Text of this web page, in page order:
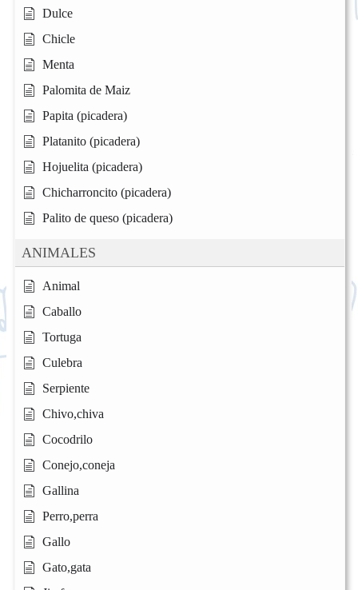
Dulce
Chicle
Menta
Palomita de Maiz
Papita (picadera)
Platanito (picadera)
Hojuelita (picadera)
Chicharroncito (picadera)
Palito de queso (picadera)
ANIMALES
Animal
Caballo
Tortuga
Culebra
Serpiente
Chivo,chiva
Cocodrilo
Conejo,coneja
Gallina
Perro,perra
Gallo
Gato,gata